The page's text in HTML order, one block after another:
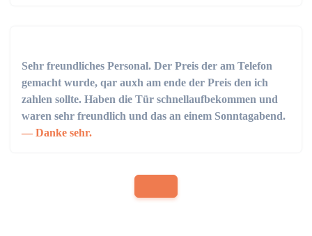
Sehr freundliches Personal. Der Preis der am Telefon
gemacht wurde, qar auxh am ende der Preis den ich
zahlen sollte. Haben die Tür schnellaufbekommen und
waren sehr freundlich und das an einem Sonntagabend.
Danke sehr.